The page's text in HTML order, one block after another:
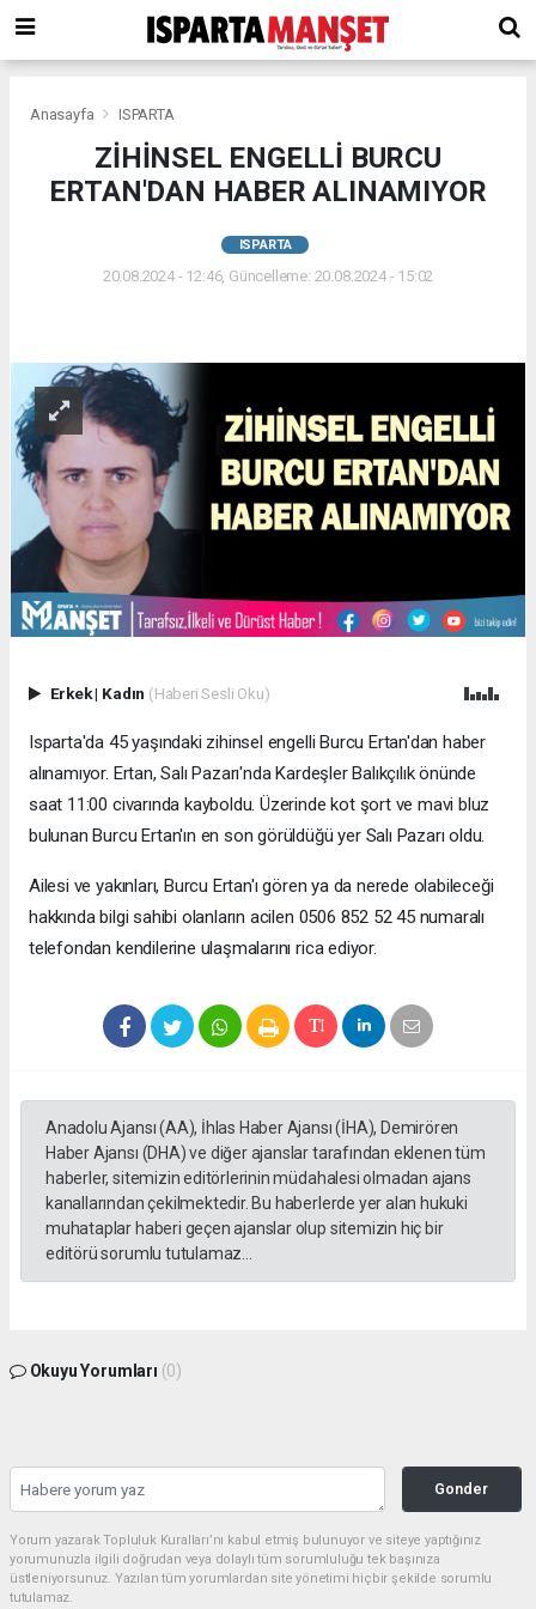
Anasayfa ISPARTA
ZİHİNSEL ENGELLİ BURCU
ERTAN'DAN HABER ALINAMIYOR
ISPARTA
20.08.2024 - 12:46, Güncelleme: 20.08.2024 - 15:02
Erkek| Kadın (Haberi Sesli Oku)
Isparta'da 45 yaşındaki zihinsel engelli Burcu Ertan'dan haber
alınamıyor. Ertan, Salı Pazarı'nda Kardeşler Balıkçılık önünde
saat 11:00 civarında kayboldu. Üzerinde kot şort ve mavi bluz
bulunan Burcu Ertan'ın en son görüldüğü yer Salı Pazarı oldu.
Ailesi ve yakınları, Burcu Ertan'ı gören ya da nerede olabileceği
hakkında bilgi sahibi olanların acilen 0506 852 52 45 numaralı
telefondan kendilerine ulaşmalarını rica ediyor.
Anadolu Ajansı (AA), İhlas Haber Ajansı (İHA), Demirören
Haber Ajansı (DHA) ve diğer ajanslar tarafından eklenen tüm
haberler, sitemizin editörlerinin müdahalesi olmadan ajans
kanallarından çekilmektedir. Bu haberlerde yer alan hukuki
muhataplar haberi geçen ajanslar olup sitemizin hiç bir
editörü sorumlu tutulamaz...
Okuyu Yorumları (0)
Gonder
Yorum yazarak Topluluk Kuralları’nı kabul etmiş bulunuyor ve siteye yaptığınız
yorumunuzla ilgili doğrudan veya dolaylı tüm sorumluluğu tek başınıza
üstleniyorsunuz. Yazılan tüm yorumlardan site yönetimi hiçbir şekilde sorumlu
tutulamaz.